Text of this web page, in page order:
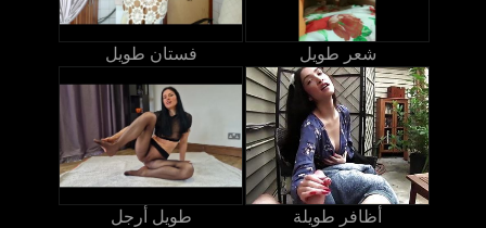
فستان طويل شعر طويل
طويل أرجل أظافر طويلة